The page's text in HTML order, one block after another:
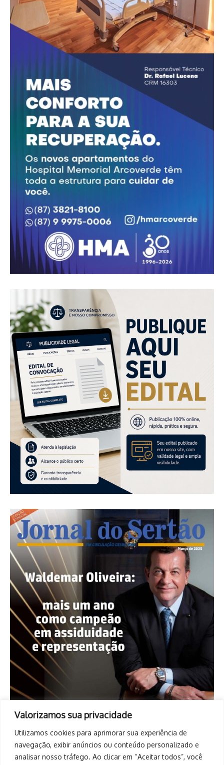
Valorizamos sua privacidade
Utilizamos cookies para aprimorar sua experiência de
navegação, exibir anúncios ou conteúdo personalizado e
analisar nosso tráfego. Ao clicar em “Aceitar todos”, você